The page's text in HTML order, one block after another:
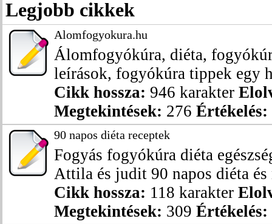
Legjobb cikkek
Alomfogyokura.hu
Álomfogyókúra, diéta,
leírások, fogyókúra tippek egy
Cikk hossza: 946 karakter
Megtekintések: 276 Értékelés:
90 napos diéta receptek
Fogyás fogyókúra diéta
Attila és judit 90 napos diéta és
Cikk hossza: 118 karakter
Megtekintések: 309 Értékelés: